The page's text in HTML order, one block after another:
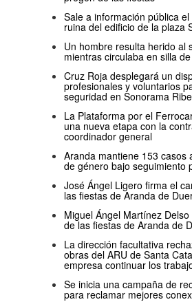
Sale a información pública
ruina del edificio de la plaza
Un hombre resulta herido al
mientras circulaba en silla
Cruz Roja desplegará un
profesionales y voluntarios
seguridad en Sonorama
La Plataforma por el
una nueva etapa con la
coordinador general
Aranda mantiene 153 casos
de género bajo seguimiento
José Ángel Ligero firma el
las fiestas de Aranda de
Miguel Ángel Martínez
de las fiestas de Aranda de
La dirección facultativa
obras del ARU de Santa
empresa continuar los
Se inicia una campaña de
para reclamar mejores